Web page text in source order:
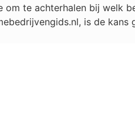
om te achterhalen bij welk
is de